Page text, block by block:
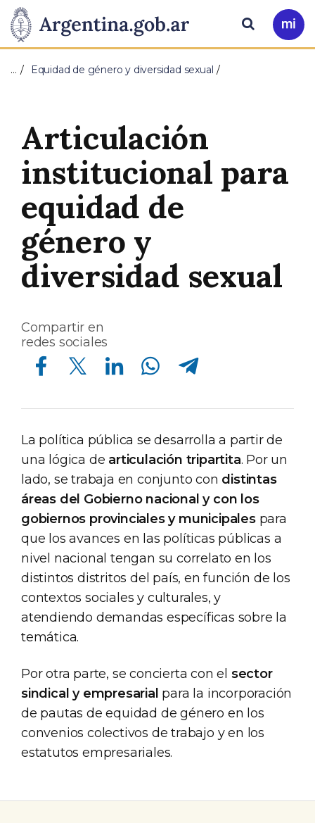
Presidencia
de
Nación
Pasar al contenido principal
Ir
a
Buscar
… Equidad de género y diversidad sexual
Articulación
institucional para
equidad de
género y
diversidad sexual
Compartir en
redes sociales
Compartir en Facebook Compartir en Twitter Compartir en Linkedin Compartir en Whatsapp Compartir en Telegram
La política pública se desarrolla a partir de
una lógica de articulación tripartita. Por un
lado, se trabaja en conjunto con distintas
áreas del Gobierno nacional y con los
gobiernos provinciales y municipalespara
que los avances en las políticas públicas a
nivel nacional tengan su correlato en los
distintos distritos del país, en función de los
contextos sociales y culturales, y
atendiendo demandas específicas sobre la
temática.
Por otra parte, se concierta con el sector
sindical y empresarial para la incorporación
de pautas de equidad de género en los
convenios colectivos de trabajo y en los
estatutos empresariales.